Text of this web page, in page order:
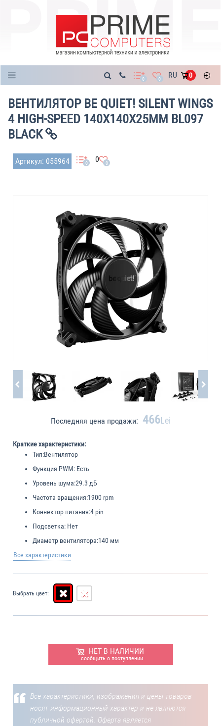
0 0 RU 0
ВЕНТИЛЯТОР BE QUIET! SILENT WINGS
4 HIGH-SPEED 140X140X25MM BL097
BLACK
Артикул: 055964 0 0 0
Последняя цена продажи: 466Lei
Краткие характеристики:
Тип:Вентилятор
Функция PWM: Есть
Уровень шума:29.3 дБ
Частота вращения:1900 rpm
Коннектор питания:4 pin
Подсветка: Нет
Диаметр вентилятора:140 мм
Все характеристики
Выбрать цвет:
НЕТ В НАЛИЧИИ
сообщить о поступлении
Все характеристики, изображения и цены товаров
носят информационный характер и не являются
публичной офертой. Оферта является